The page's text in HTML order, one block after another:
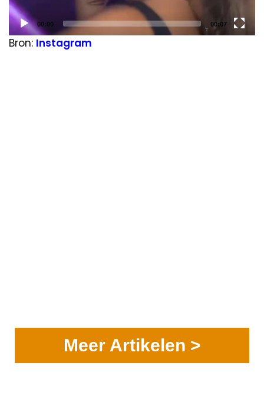
Current
time
00:00
Total
duration
00:07
Bron: Instagram
Meer Artikelen >